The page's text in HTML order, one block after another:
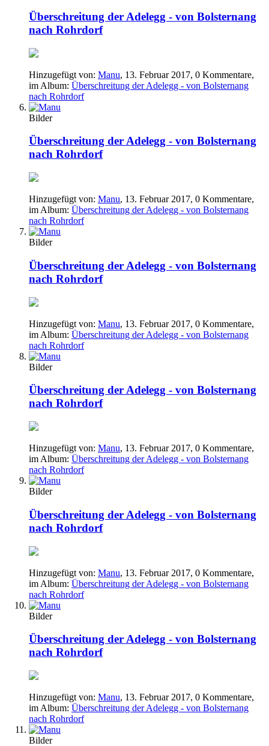
Überschreitung der Adelegg - von Bolsternang
nach Rohrdorf
Hinzugefügt von: Manu, 13. Februar 2017, 0 Kommentare,
im Album: Überschreitung der Adelegg - von Bolsternang
nach Rohrdorf
Bilder
Überschreitung der Adelegg - von Bolsternang
nach Rohrdorf
Hinzugefügt von: Manu, 13. Februar 2017, 0 Kommentare,
im Album: Überschreitung der Adelegg - von Bolsternang
nach Rohrdorf
Bilder
Überschreitung der Adelegg - von Bolsternang
nach Rohrdorf
Hinzugefügt von: Manu, 13. Februar 2017, 0 Kommentare,
im Album: Überschreitung der Adelegg - von Bolsternang
nach Rohrdorf
Bilder
Überschreitung der Adelegg - von Bolsternang
nach Rohrdorf
Hinzugefügt von: Manu, 13. Februar 2017, 0 Kommentare,
im Album: Überschreitung der Adelegg - von Bolsternang
nach Rohrdorf
Bilder
Überschreitung der Adelegg - von Bolsternang
nach Rohrdorf
Hinzugefügt von: Manu, 13. Februar 2017, 0 Kommentare,
im Album: Überschreitung der Adelegg - von Bolsternang
nach Rohrdorf
Bilder
Überschreitung der Adelegg - von Bolsternang
nach Rohrdorf
Hinzugefügt von: Manu, 13. Februar 2017, 0 Kommentare,
im Album: Überschreitung der Adelegg - von Bolsternang
nach Rohrdorf
Bilder